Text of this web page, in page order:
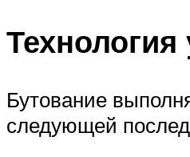
Технология
Бутование
следующей